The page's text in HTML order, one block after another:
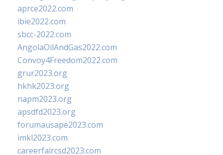
aprce2022.com
ibie2022.com
sbcc-2022.com
AngolaOilAndGas2022.com
Convoy4Freedom2022.com
grur2023.org
hkhk2023.org
napm2023.org
apsdfd2023.org
forumausape2023.com
imkl2023.com
careerfaircsd2023.com